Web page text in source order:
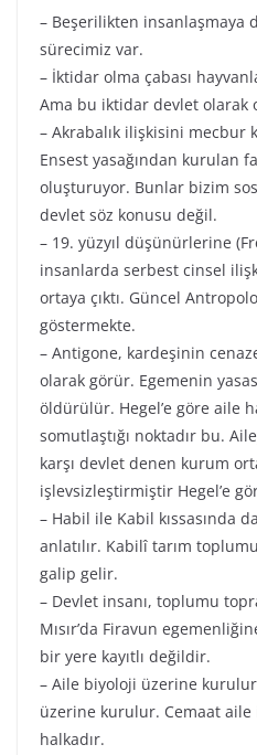
– Beşerilikten insanlaşmaya
sürecimiz var.
– İktidar olma çabası
Ama bu iktidar devlet olarak
– Akrabalık ilişkisini mecbur
Ensest yasağından kurulan
oluşturuyor. Bunlar bizim
devlet söz konusu değil.
– 19. yüzyıl düşünürlerine
insanlarda serbest cinsel
ortaya çıktı. Güncel
göstermekte.
– Antigone, kardeşinin
olarak görür. Egemenin
öldürülür. Hegel’e göre aile
somutlaştığı noktadır bu.
karşı devlet denen kurum
işlevsizleştirmiştir Hegel’e
– Habil ile Kabil kıssasında
anlatılır. Kabilî tarım
galip gelir.
– Devlet insanı, toplumu
Mısır’da Firavun
bir yere kayıtlı değildir.
– Aile biyoloji üzerine
üzerine kurulur. Cemaat
halkadır.